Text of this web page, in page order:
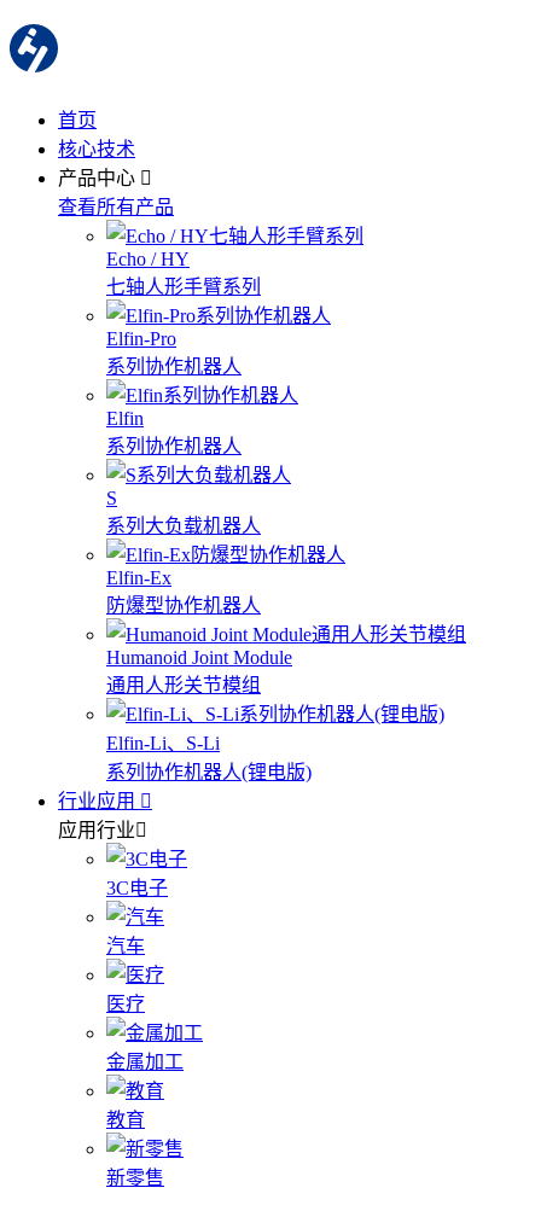
首页
核心技术
产品中心
查看所有产品
Echo / HY
七轴人形手臂系列
Elfin-Pro
系列协作机器人
Elfin
系列协作机器人
S
系列大负载机器人
Elfin-Ex
防爆型协作机器人
Humanoid Joint Module
通用人形关节模组
Elfin-Li、S-Li
系列协作机器人(锂电版)
行业应用
应用行业
3C电子
汽车
医疗
金属加工
教育
新零售